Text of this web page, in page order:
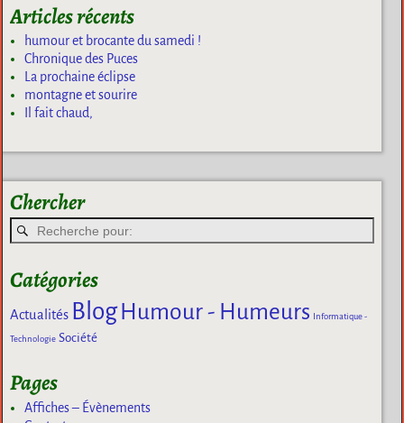
Articles récents
humour et brocante du samedi !
Chronique des Puces
La prochaine éclipse
montagne et sourire
Il fait chaud,
Chercher
Catégories
Actualités Blog Humour - Humeurs Informatique -
Technologie Société
Pages
Affiches – Évènements